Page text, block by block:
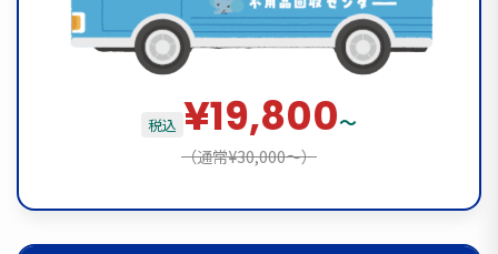
税込 ¥19,800〜
（通常¥30,000〜）